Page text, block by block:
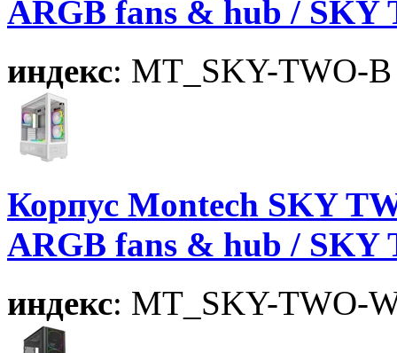
ARGB fans & hub / SKY
индекс: MT_SKY-TWO-B
Корпус Montech SKY
ARGB fans & hub / SKY
индекс: MT_SKY-TWO-